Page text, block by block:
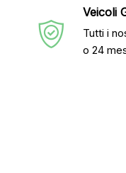
Veicoli
Tutti i
o 24